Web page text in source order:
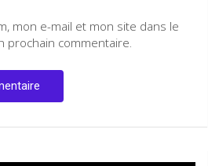
mon e-mail et mon site dans le
prochain commentaire.